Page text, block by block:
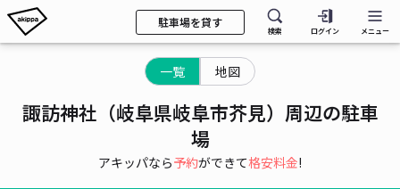
駐車場を貸す
検索 ログイン メニュー
一覧 地図
諏訪神社（岐阜県岐阜市芥見）周辺の駐車
場
アキッパなら予約ができて格安料金!